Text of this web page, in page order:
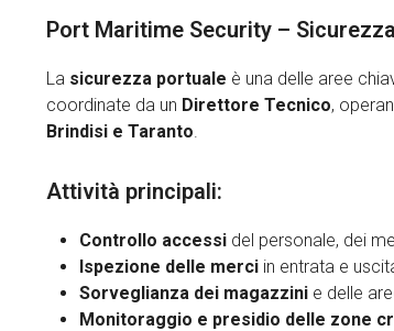
Port Maritime Security –
La sicurezza portuale è una delle aree
coordinate da un Direttore Tecnico,
Brindisi e Taranto.
Attività principali:
Controllo accessi del personale, dei
Ispezione delle merci in entrata e
Sorveglianza dei magazzini e delle
Monitoraggio e presidio delle zone